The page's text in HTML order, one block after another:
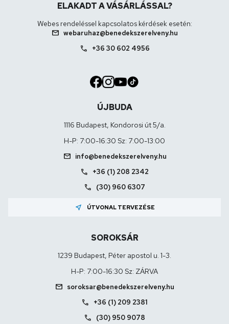
ELAKADT A VÁSÁRLÁSSAL?
Webes rendeléssel kapcsolatos kérdések esetén:
mail webaruhaz@benedekszerelveny.hu
call +36 30 602 4956
ÚJBUDA
1116 Budapest, Kondorosi út 5/a.
H-P: 7:00-16:30 Sz: 7:00-13:00
mail info@benedekszerelveny.hu
call +36 (1) 208 2342
call (30) 960 6307
near_me ÚTVONAL TERVEZÉSE
SOROKSÁR
1239 Budapest, Péter apostol u. 1-3.
H-P: 7:00-16:30 Sz: ZÁRVA
mail soroksar@benedekszerelveny.hu
call +36 (1) 209 2381
call (30) 950 9078